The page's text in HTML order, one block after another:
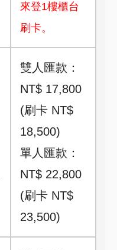
來登1樓櫃台
刷卡。
雙人匯款：
NT$ 17,800
(刷卡 NT$
18,500)
單人匯款：
NT$ 22,800
(刷卡 NT$
23,500)